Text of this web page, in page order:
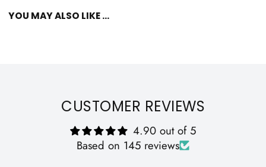
YOU MAY ALSO LIKE ...
CUSTOMER REVIEWS
4.90 out of 5
Based on 145 reviews